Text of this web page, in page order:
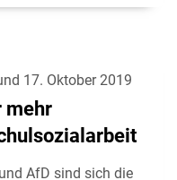
17. Oktober 2019
mehr
AfD sind sich die